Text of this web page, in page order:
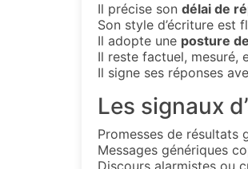
Il précise son délai de
Son style d’écriture est
Il adopte une posture
Il reste factuel, mesuré,
Il signe ses réponses
Les signaux
Promesses de résultats
Messages génériques
Discours alarmistes ou